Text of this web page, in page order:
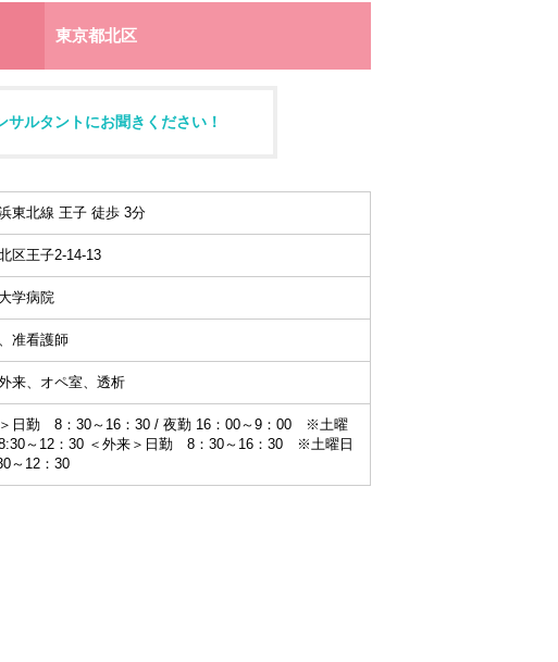
東京都北区
ルタントにお聞きください！
浜東北線 王子 徒歩 3分
区王子2-14-13
学病院
准看護師
来、オペ室、透析
＞日勤 8：30～16：30 / 夜勤 16：00～9：00 ※土曜
～12：30 ＜外来＞日勤 8：30～16：30 ※土曜日
～12：30